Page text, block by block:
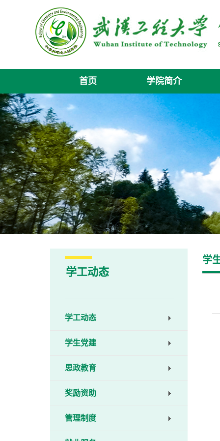
首页 学院简介
学工动态
学工动态
学生党建
思政教育
奖励资助
管理制度
学